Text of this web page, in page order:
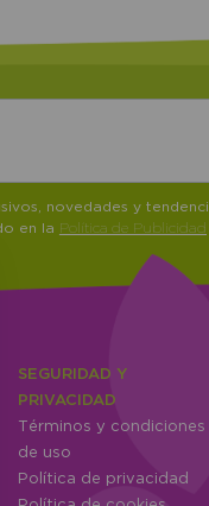
novedades y
en la Política de Publicidad
SEGURIDAD Y
PRIVACIDAD
Términos y condiciones
de uso
Política de privacidad